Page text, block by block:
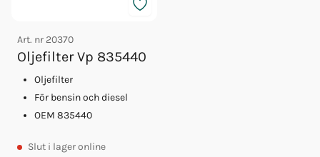
Art. nr 20370
Oljefilter Vp 835440
Oljefilter
För bensin och diesel
OEM 835440
Slut i lager online